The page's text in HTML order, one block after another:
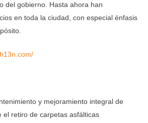
del gobierno. Hasta ahora han
en toda la ciudad, con especial énfasis
y mejoramiento integral de
el retiro de carpetas asfálticas